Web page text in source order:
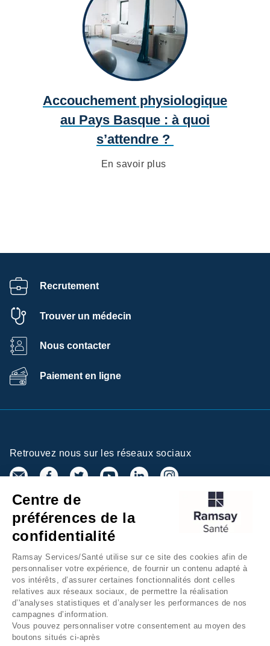
Accouchement physiologique
au Pays Basque : à quoi
s’attendre ?
En savoir plus
Recrutement
Trouver un médecin
Nous contacter
Paiement en ligne
Retrouvez nous sur les réseaux sociaux
Inscrivez-vous à la newsletter
Groupe Ramsay Santé
Mentions légales
Centre de
préférences de la
confidentialité
Ramsay Services/Santé utilise sur ce site des cookies afin de
personnaliser votre expérience, de fournir un contenu adapté à
vos intérêts, d’assurer certaines fonctionnalités dont celles
relatives aux réseaux sociaux, de permettre la réalisation
d’'analyses statistiques et d’analyser les performances de nos
campagnes d’information.
Vous pouvez personnaliser votre consentement au moyen des
boutons situés ci-après